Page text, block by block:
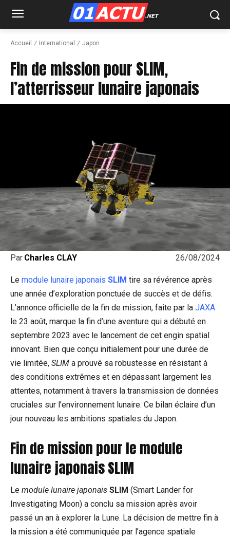
Accueil International Japon
Fin de mission pour SLIM,
l’atterrisseur lunaire japonais
26/08/2024
Par Charles CLAY
Le module lunaire japonais SLIM tire sa révérence après
une année d’exploration ponctuée de succès et de défis.
L’annonce officielle de la fin de mission, faite par la JAXA
le 23 août, marque la fin d’une aventure qui a débuté en
septembre 2023 avec le lancement de cet engin spatial
innovant. Bien que conçu initialement pour une durée de
vie limitée, SLIM a prouvé sa robustesse en résistant à
des conditions extrêmes et en dépassant largement les
attentes, notamment à travers la transmission de données
cruciales sur l’environnement lunaire. Ce bilan éclaire d’un
jour nouveau les ambitions spatiales du Japon.
Fin de mission pour le module
lunaire japonais SLIM
Le module lunaire japonais SLIM (Smart Lander for
Investigating Moon) a conclu sa mission après avoir
passé un an à explorer la Lune. La décision de mettre fin à
la mission a été communiquée par l’agence spatiale